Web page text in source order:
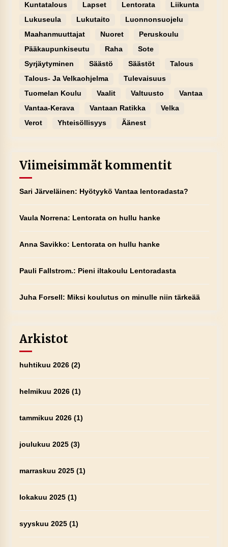
Kuntatalous
Lapset Lentorata
Liikunta
Lukuseula
Lukutaito
Luonnonsuojelu
Maahanmuuttajat
Nuoret
Peruskoulu
Pääkaupunkiseutu
Raha
Sote
Syrjäytyminen
Säästö Säästöt
Talous
Talous- Ja Velkaohjelma
Tulevaisuus
Tuomelan Koulu
Vaalit Valtuusto
Vantaa
Vantaa-Kerava
Vantaan Ratikka
Velka
Verot
Yhteisöllisyys Äänest
Viimeisimmät kommentit
Sari Järveläinen: Hyötyykö Vantaa lentoradasta?
Vaula Norrena: Lentorata on hullu hanke
Anna Savikko: Lentorata on hullu hanke
Pauli Fallstrom.: Pieni iltakoulu Lentoradasta
Juha Forsell: Miksi koulutus on minulle niin tärkeää
Arkistot
huhtikuu 2026(2)
helmikuu 2026(1)
tammikuu 2026(1)
joulukuu 2025(3)
marraskuu 2025(1)
lokakuu 2025(1)
syyskuu 2025(1)